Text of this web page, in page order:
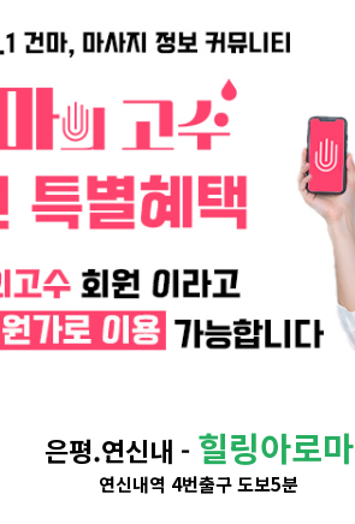
은평.연신내 - 힐링아로마
연신내역 4번출구 도보5분